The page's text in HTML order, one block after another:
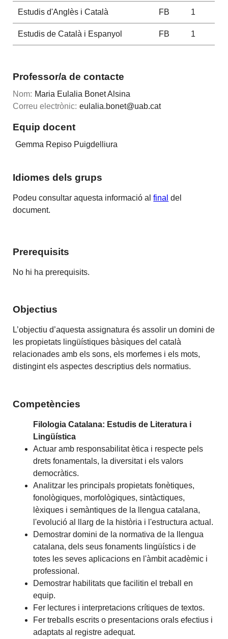
Estudis d'Anglès i Català FB 1
Estudis de Català i Espanyol FB 1
Professor/a de contacte
Nom: Maria Eulalia Bonet Alsina
Correu electrònic: eulalia.bonet@uab.cat
Equip docent
Gemma Repiso Puigdelliura
Idiomes dels grups
Podeu consultar aquesta informació alfinal del
document.
Prerequisits
No hi ha prerequisits.
Objectius
L’objectiu d’aquesta assignatura és assolir un domini de
les propietats lingüístiques bàsiques del català
relacionades amb els sons, els morfemes i els mots,
distingint els aspectes descriptius dels normatius.
Competències
Filologia Catalana: Estudis de Literatura i
Lingüística
Actuar amb responsabilitat ètica i respecte pels
drets fonamentals, la diversitat i els valors
democràtics.
Analitzar les principals propietats fonètiques,
fonològiques, morfològiques, sintàctiques,
lèxiques i semàntiques de la llengua catalana,
l'evolució al llarg de la història i l'estructura actual.
Demostrar domini de la normativa de la llengua
catalana, dels seus fonaments lingüístics i de
totes les seves aplicacions en l'àmbit acadèmic i
professional.
Demostrar habilitats que facilitin el treball en
equip.
Fer lectures i interpretacions crítiques de textos.
Fer treballs escrits o presentacions orals efectius i
adaptats al registre adequat.